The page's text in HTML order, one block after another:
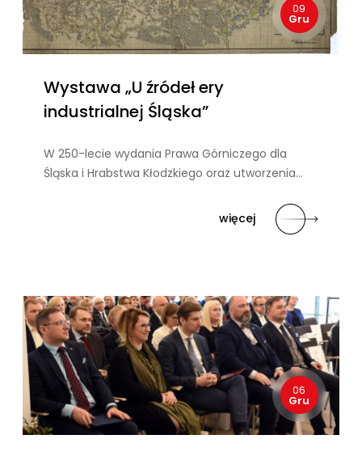
09
Gru
Wystawa „U źródeł ery
industrialnej Śląska”
W 250-lecie wydania Prawa Górniczego dla
Śląska i Hrabstwa Kłodzkiego oraz utworzenia…
więcej
06
Gru